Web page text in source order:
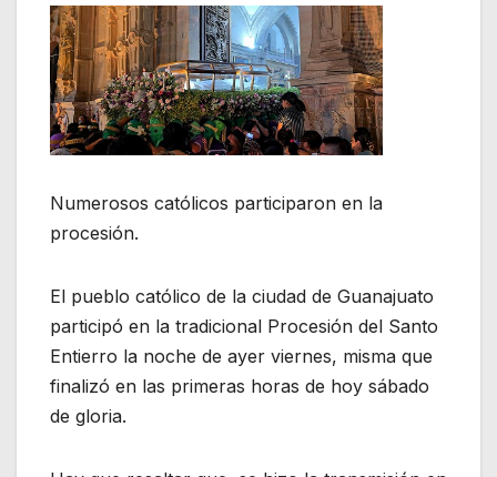
Numerosos católicos participaron en la
procesión.
El pueblo católico de la ciudad de Guanajuato
participó en la tradicional Procesión del Santo
Entierro la noche de ayer viernes, misma que
finalizó en las primeras horas de hoy sábado
de gloria.